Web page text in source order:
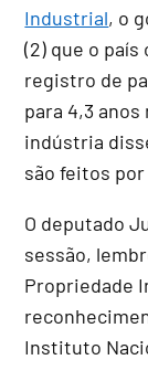
Industrial, o
(2) que o
registro de
para 4,3
indústria
são feitos
O deputado
sessão,
Propriedade
Instituto